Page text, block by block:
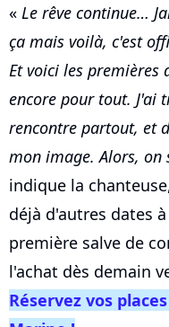
« Le rêve continue…
ça mais voilà, c'est
Et voici les premières
encore pour tout. J'ai
rencontre partout, et
mon image. Alors, on
indique la
déjà d'autres dates
première salve de
l'achat dès demain
Réservez vos